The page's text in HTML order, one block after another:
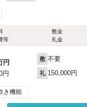
等
敷金
礼金
円
円
敷 不要
礼 150,000円
き機能